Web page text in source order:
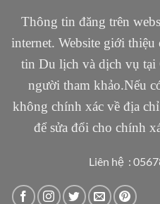
Thông tin đăng trên
internet. Website giới
tin Du lịch và dịch vụ tại
người tham khảo.Nếu
không chính xác về địa
để sửa đổi cho chính
Liên hệ :